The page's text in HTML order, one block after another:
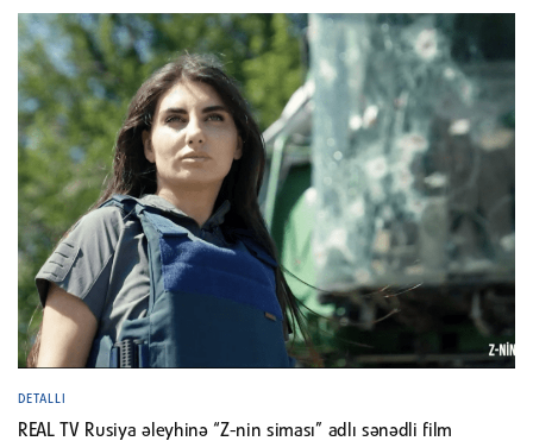
DETALLI
REAL TV Rusiya əleyhinə “Z-nin siması” adlı sənədli film